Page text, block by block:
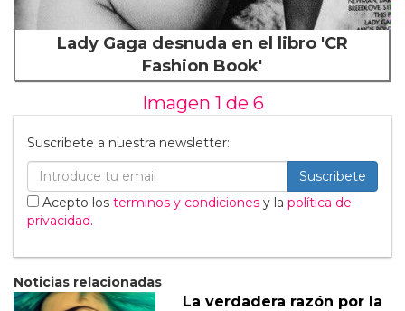
Lady Gaga desnuda en el libro 'CR
Fashion Book'
Imagen 1 de 6
Suscribete a nuestra newsletter:
Suscribete
Acepto los terminos y condiciones y la política de
privacidad.
Noticias relacionadas
La verdadera razón por la